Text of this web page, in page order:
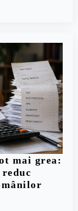
mai grea: